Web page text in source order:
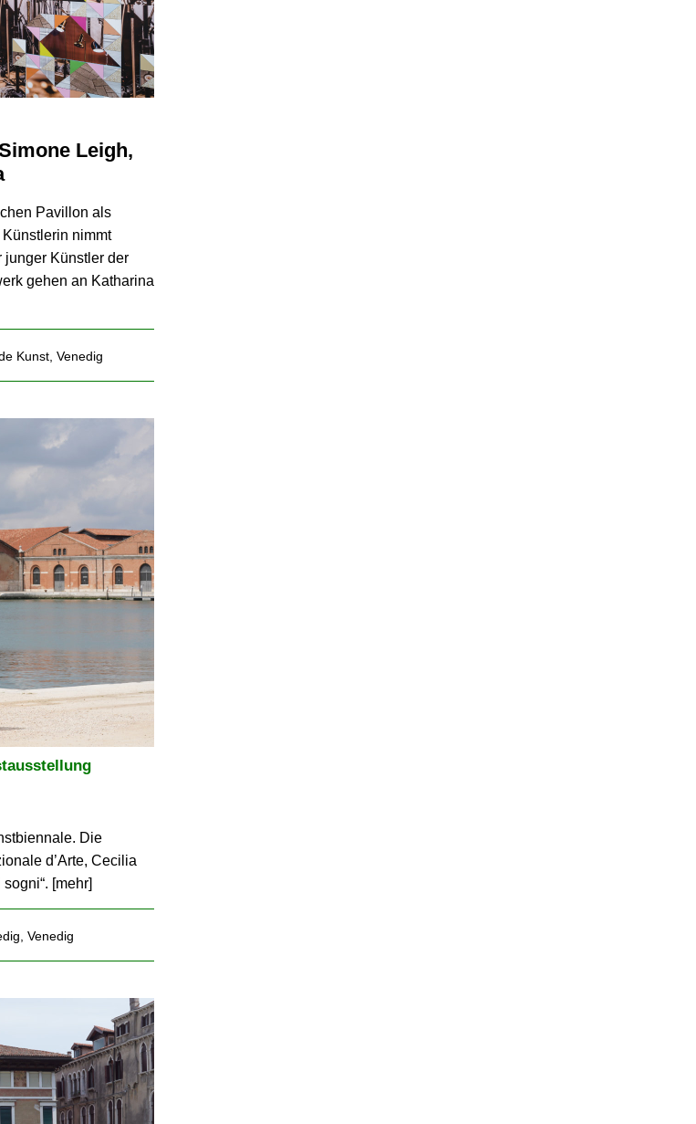
Leigh,
Pavillon als
nimmt
junger Künstler der
gehen an Katharina
Kunst, Venedig
Die
d’Arte, Cecilia
[mehr]
, Venedig